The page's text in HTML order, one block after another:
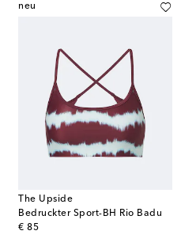
neu
The Upside
Bedruckter Sport-BH Rio Badu
€ 85
original price